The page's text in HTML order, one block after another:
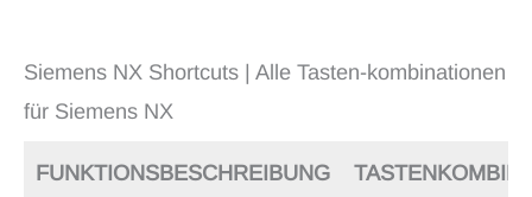
Siemens NX Shortcuts | Alle Tasten-kombinationen
für Siemens NX
FUNKTIONSBESCHREIBUNG